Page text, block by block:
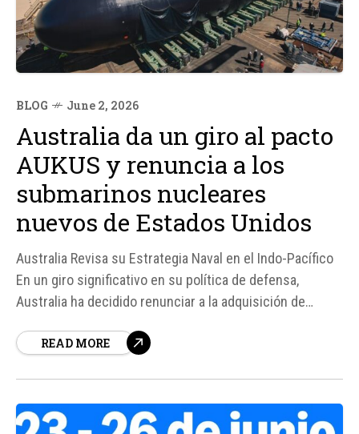
BLOG June 2, 2026
Australia da un giro al pacto
AUKUS y renuncia a los
submarinos nucleares
nuevos de Estados Unidos
Australia Revisa su Estrategia Naval en el Indo-Pacífico
En un giro significativo en su política de defensa,
Australia ha decidido renunciar a la adquisición de
optando en su lugar por la compra de tres submarinos
READ MORE